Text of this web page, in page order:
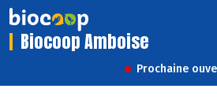
Biocoop Amboise
Prochaine